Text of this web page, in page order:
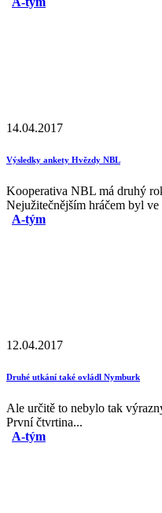
14.04.2017
Výsledky ankety Hvězdy NBL
Kooperativa NBL má druhý
Nejužitečnějším hráčem byl ve
A-tým
12.04.2017
Druhé utkání také ovládl Nymburk
Ale určitě to nebylo tak
První čtvrtina...
A-tým